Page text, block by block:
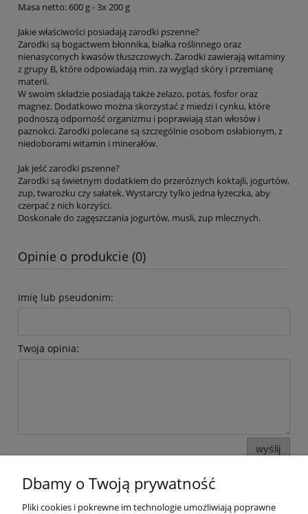
Masa netto: 600 g - 3x 200 g
Jakie właściwości posiadają zarodki pszenne?
Zarodki są bogactwem błonnika, białka roślinnego oraz
nienasyconych kwasów tłuszczowych. Zarodki zawierają witaminy
z grupy B, które odpowiadają min. za wygląd skóry i przemianę
materii.
W swoim składzie posiadają także żelazo, potas, fosfor oraz
magnez. Dodatkowo można skorzystać z miedzi i cynku, które
podnoszą odporność organizmu i poprawiają stan włosów i
paznokci. Zarodki polecane są szczególnie osobom osłabionym, z
niedoborami witamin i minerałów.
Jak jeść zarodki pszenne?
Zarodki są świetnym dodatkiem do przeróżnych koktajli, jogurtów,
zup, twarożku czy sałatek. Wystarczy tylko jedna łyżeczka, aby
czerpać z nich korzyści.
Doskonałe do zagęszczania jogurtów, musli, zup mlecznych.
Opinie o produkcie (0)
Imię lub pseudonim:
Twoja opinia:
wyślij
Dbamy o Twoją prywatność
Pliki cookies i pokrewne im technologie umożliwiają poprawne